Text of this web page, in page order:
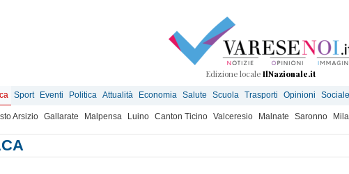
Edizione locale IlNazionale.it
Sport Eventi Politica Attualità Economia Salute Scuola Trasporti Opinioni Sociale
Arsizio Gallarate Malpensa Luino Canton Ticino Valceresio Malnate Saronno